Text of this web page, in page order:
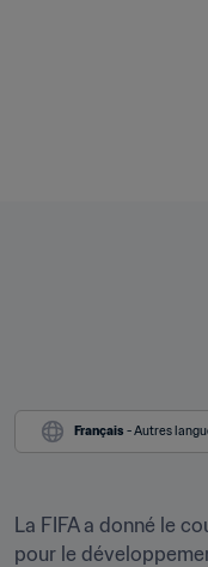
Français - Autres
La FIFA a donné le
pour le